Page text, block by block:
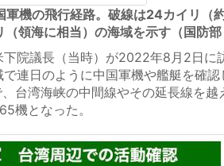
軍機の飛行経路。破線は24カイリ（
（領海に相当）の海域を示す（国防部
院議長（当時）が2022年8月2日に
連日のように中国軍機や艦艇を確
台湾海峡の中間線やその延長線を
機となった。